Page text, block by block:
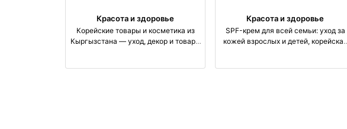
Красота и здоровье
Корейские товары и косметика из
Кыргызстана — уход, декор и товары
Красота и здоровье
SPF-крем для всей семьи: уход за
кожей взрослых и детей, корейская